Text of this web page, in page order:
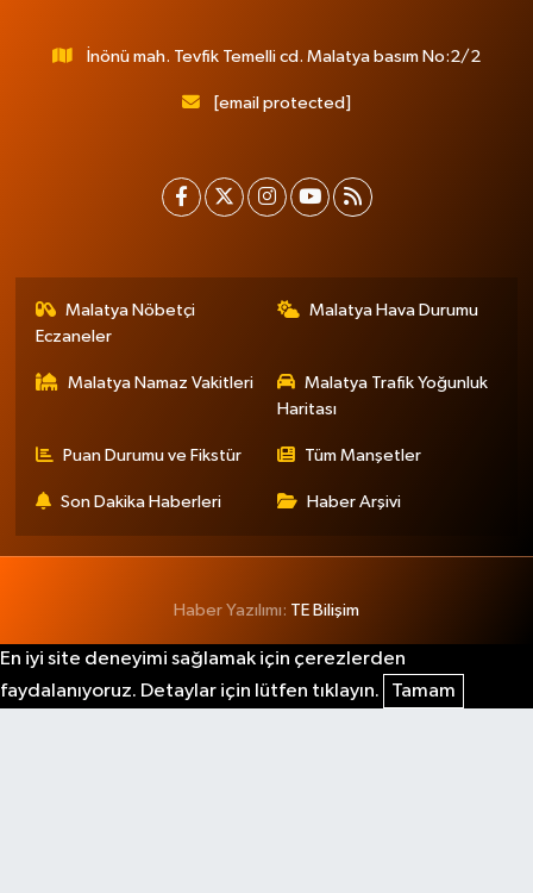
İnönü mah. Tevfik Temelli cd. Malatya basım No:2/2
[email protected]
Malatya Nöbetçi
Eczaneler
Malatya Hava Durumu
Malatya Namaz Vakitleri
Malatya Trafik Yoğunluk
Haritası
Puan Durumu ve Fikstür Tüm Manşetler
Son Dakika Haberleri Haber Arşivi
Haber Yazılımı: TE Bilişim
En iyi site deneyimi sağlamak için çerezlerden
faydalanıyoruz. Detaylar için lütfen tıklayın.
Tamam